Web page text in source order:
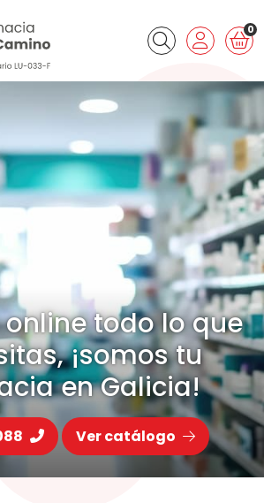
Buscar
0
todo lo que
¡somos tu
en Galicia!
Ver catálogo